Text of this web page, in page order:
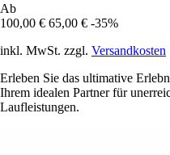
Ab
100,00 € 65,00 € -35%
inkl. MwSt. zzgl. Versandkosten
Erleben Sie das ultimative
Ihrem idealen Partner für
Laufleistungen.